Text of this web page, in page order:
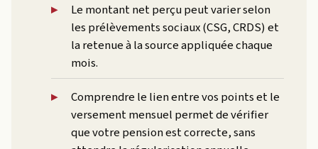
Le montant net perçu peut varier selon
les prélèvements sociaux (CSG, CRDS) et
la retenue à la source appliquée chaque
mois.
Comprendre le lien entre vos points et le
versement mensuel permet de vérifier
que votre pension est correcte, sans